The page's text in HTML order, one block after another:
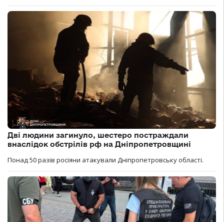
Дві людини загинуло, шестеро постраждали
внаслідок обстрілів рф на Дніпропетровщині
Понад 50 разів росіяни атакували Дніпропетровську області.